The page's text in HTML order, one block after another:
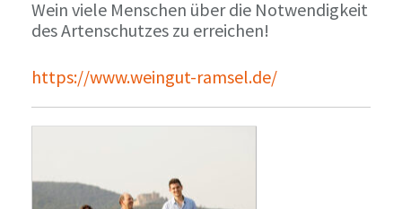
Wein viele Menschen über die Notwendigkeit
des Artenschutzes zu erreichen!
https://www.weingut-ramsel.de/